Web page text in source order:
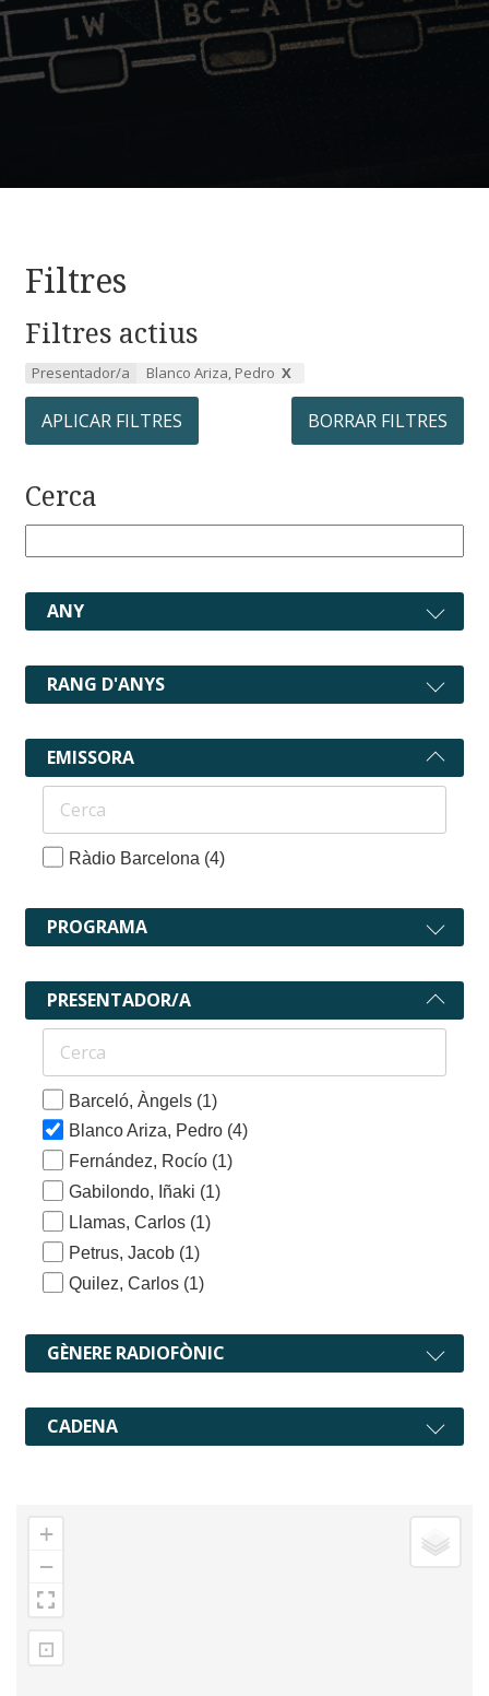
Filtres
Filtres actius
Presentador/a Blanco Ariza, Pedro
APLICAR FILTRES BORRAR FILTRES
Cerca
ANY
RANG D'ANYS
EMISSORA
Ràdio Barcelona (4)
PROGRAMA
PRESENTADOR/A
Barceló, Àngels (1)
Blanco Ariza, Pedro (4)
Fernández, Rocío (1)
Gabilondo, Iñaki (1)
Llamas, Carlos (1)
Petrus, Jacob (1)
Quilez, Carlos (1)
GÈNERE RADIOFÒNIC
CADENA
+
−
⊡